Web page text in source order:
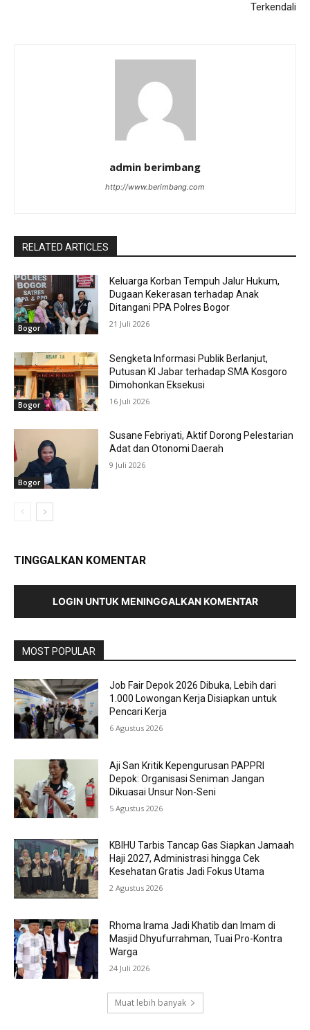
Terkendali
admin berimbang
http://www.berimbang.com
RELATED ARTICLES
Bogor
Keluarga Korban Tempuh Jalur Hukum,
Dugaan Kekerasan terhadap Anak
Ditangani PPA Polres Bogor
21 Juli 2026
Bogor
Sengketa Informasi Publik Berlanjut,
Putusan KI Jabar terhadap SMA Kosgoro
Dimohonkan Eksekusi
16 Juli 2026
Bogor
Susane Febriyati, Aktif Dorong Pelestarian
Adat dan Otonomi Daerah
9 Juli 2026
TINGGALKAN KOMENTAR
LOGIN UNTUK MENINGGALKAN KOMENTAR
MOST POPULAR
Job Fair Depok 2026 Dibuka, Lebih dari
1.000 Lowongan Kerja Disiapkan untuk
Pencari Kerja
6 Agustus 2026
Aji San Kritik Kepengurusan PAPPRI
Depok: Organisasi Seniman Jangan
Dikuasai Unsur Non-Seni
5 Agustus 2026
KBIHU Tarbis Tancap Gas Siapkan Jamaah
Haji 2027, Administrasi hingga Cek
Kesehatan Gratis Jadi Fokus Utama
2 Agustus 2026
Rhoma Irama Jadi Khatib dan Imam di
Masjid Dhyufurrahman, Tuai Pro-Kontra
Warga
24 Juli 2026
Muat lebih banyak